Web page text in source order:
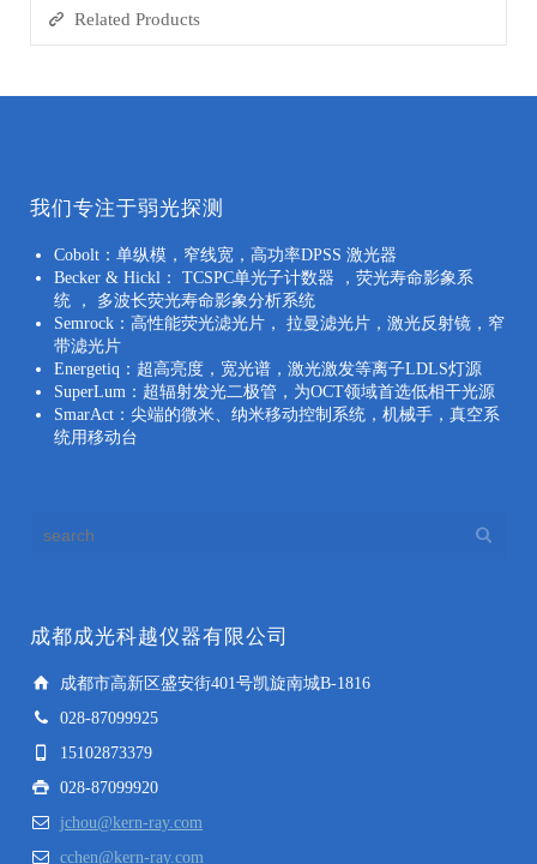
Related Products
我们专注于弱光探测
Cobolt：单纵模，窄线宽，高功率DPSS 激光器
Becker & Hickl： TCSPC单光子计数器 ，荧光寿命影象系
统 ， 多波长荧光寿命影象分析系统
Semrock：高性能荧光滤光片， 拉曼滤光片，激光反射镜，窄
带滤光片
Energetiq：超高亮度，宽光谱，激光激发等离子LDLS灯源
SuperLum：超辐射发光二极管，为OCT领域首选低相干光源
SmarAct：尖端的微米、纳米移动控制系统，机械手，真空系
统用移动台
成都成光科越仪器有限公司
成都市高新区盛安街401号凯旋南城B-1816
028-87099925
15102873379
028-87099920
jchou@kern-ray.com
cchen@kern-ray.com